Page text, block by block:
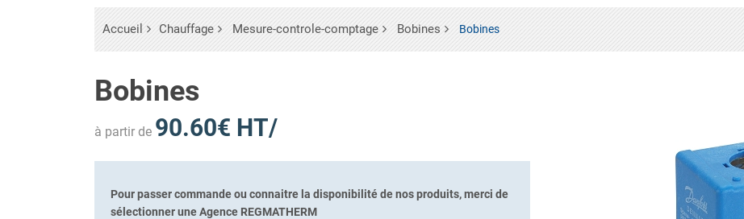
Accueil Chauffage Mesure-controle-comptage Bobines Bobines
Bobines
à partir de 90.60€ HT/
Pour passer commande ou connaitre la disponibilité de nos produits, merci de
sélectionner une Agence REGMATHERM